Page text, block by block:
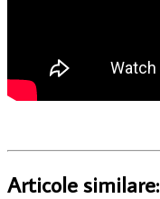
Articole similare: